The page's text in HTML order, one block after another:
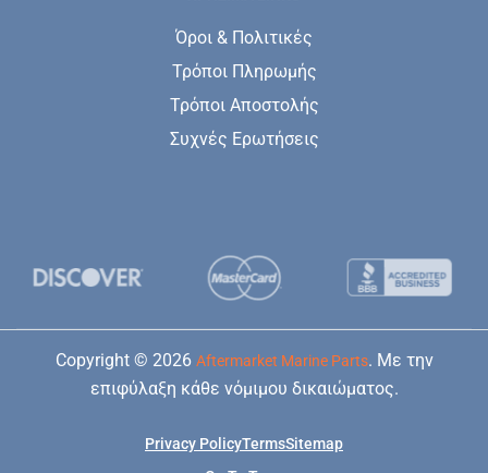
Όροι & Πολιτικές
Τρόποι Πληρωμής
Τρόποι Αποστολής
Συχνές Ερωτήσεις
Copyright © 2026 Aftermarket Marine Parts. Με την
επιφύλαξη κάθε νόμιμου δικαιώματος.
Privacy PolicyTermsSitemap